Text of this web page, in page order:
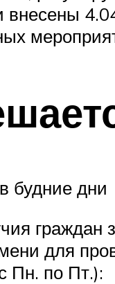
будние дни
для
Пн. по Пт.):